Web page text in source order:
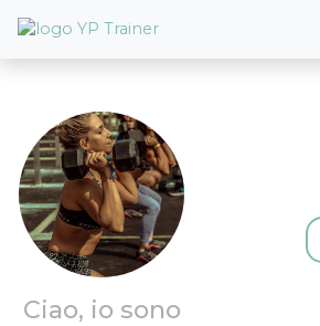
Ciao, io sono